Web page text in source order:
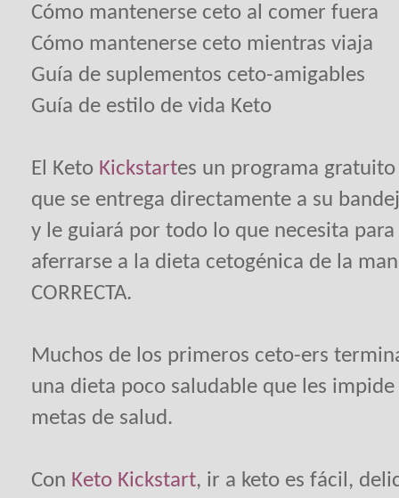
Cómo mantenerse ceto al comer fuera
Cómo mantenerse ceto mientras viaja
Guía de suplementos ceto-amigables
Guía de estilo de vida Keto
El Keto Kickstartes un programa
que se entrega directamente a su
y le guiará por todo lo que necesita
aferrarse a la dieta cetogénica de la
CORRECTA.
Muchos de los primeros ceto-ers
una dieta poco saludable que les impide
metas de salud.
Con Keto Kickstart, ir a keto es fácil,